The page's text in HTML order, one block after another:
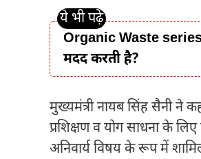
Organic Waste
मदद करती है?
मुख्यमंत्री नायब सिंह सैनी ने
प्रशिक्षण व योग साधना के
अनिवार्य विषय के रूप में